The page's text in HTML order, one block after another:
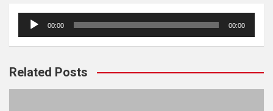
Lecteur
audio
00:00 00:00
Related Posts